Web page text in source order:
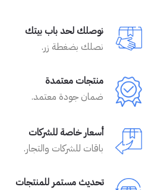
نوصلك لحد باب بيتك
نصلك بضغطة زر.
منتجات معتمدة
ضمان جودة معتمد.
أسعار خاصة للشركات
باقات للشركات والتجار.
تحديث مستمر للمنتجات